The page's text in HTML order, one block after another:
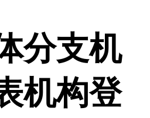
分支机
机构登